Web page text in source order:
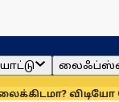
விடியோ